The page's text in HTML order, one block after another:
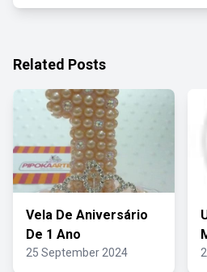
Related Posts
Vela De Aniversário
De 1 Ano
25 September 2024